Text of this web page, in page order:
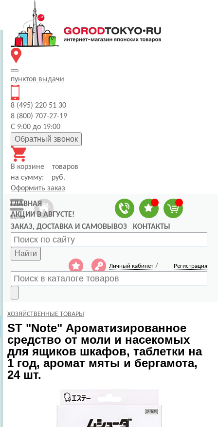
пунктов выдачи
8 (495) 220 51 30
8 (800) 707-27-19
С 9:00 до 19:00
Обратный звонок
В корзине
товаров
на сумму:
руб.
Оформить заказ
ГЛАВНАЯ
АКЦИИ В АВГУСТЕ!
ЗАКАЗ, ДОСТАВКА И САМОВЫВОЗ
КОНТАКТЫ
Найти
Личный кабинет / Регистрация
ХОЗЯЙСТВЕННЫЕ ТОВАРЫ
ST "Note" Ароматизированное
средство от моли и насекомых
для ящиков шкафов, таблетки на
1 год, аромат мяты и бергамота,
24 шт.